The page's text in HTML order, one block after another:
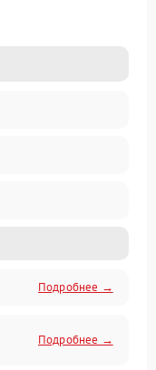
Подробнее →
Подробнее →